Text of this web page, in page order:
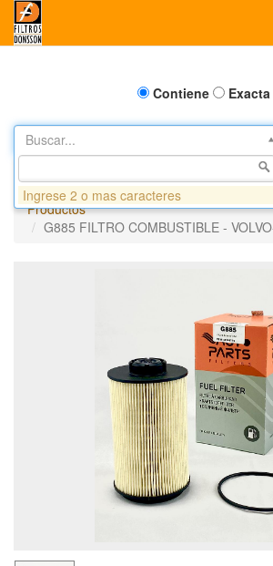
Contiene Exacta
Buscar...
Productos
G885 FILTRO COMBUSTIBLE -
Ingrese 2 o mas caracteres